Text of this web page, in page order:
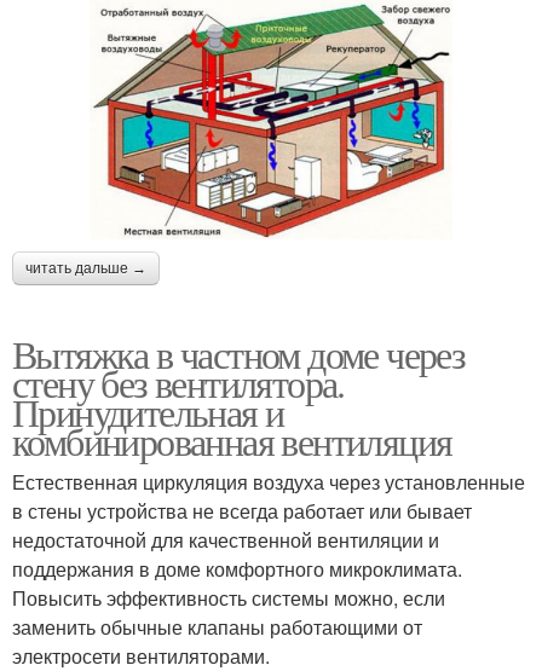
читать дальше →
Вытяжка в частном доме через
стену без вентилятора.
Принудительная и
комбинированная вентиляция
Естественная циркуляция воздуха через установленные
в стены устройства не всегда работает или бывает
недостаточной для качественной вентиляции и
поддержания в доме комфортного микроклимата.
Повысить эффективность системы можно, если
заменить обычные клапаны работающими от
электросети вентиляторами.